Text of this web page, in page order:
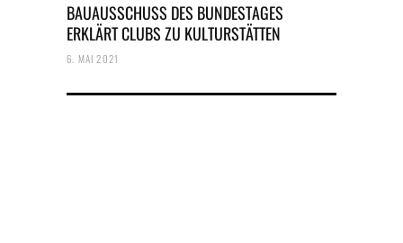
BAUAUSSCHUSS DES BUNDESTAGES
ERKLÄRT CLUBS ZU KULTURSTÄTTEN
6. MAI 2021